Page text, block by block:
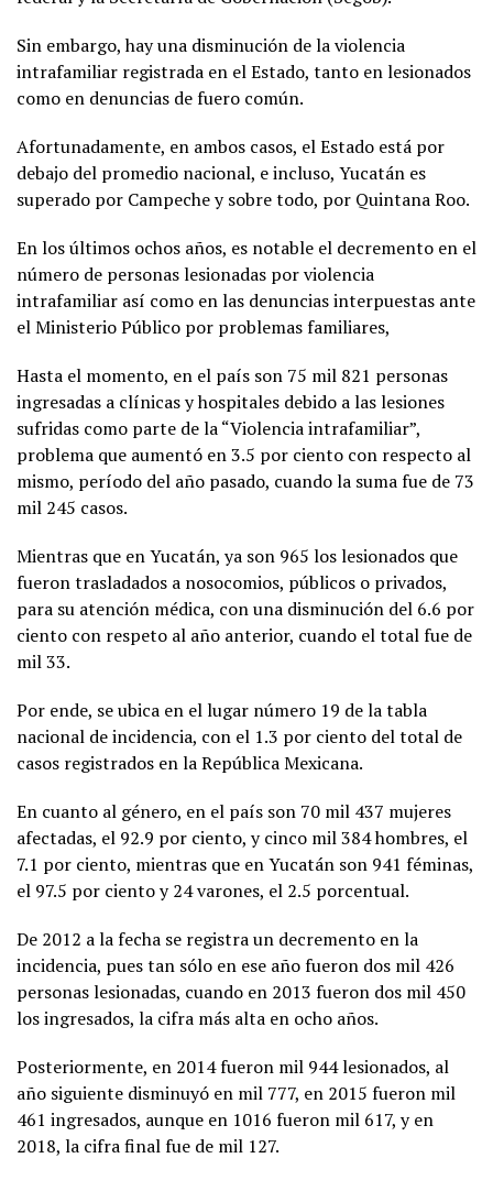
Sin embargo, hay una disminución de la violencia
intrafamiliar registrada en el Estado, tanto en lesionados
como en denuncias de fuero común.
Afortunadamente, en ambos casos, el Estado está por
debajo del promedio nacional, e incluso, Yucatán es
superado por Campeche y sobre todo, por Quintana Roo.
En los últimos ochos años, es notable el decremento en el
número de personas lesionadas por violencia
intrafamiliar así como en las denuncias interpuestas ante
el Ministerio Público por problemas familiares,
Hasta el momento, en el país son 75 mil 821 personas
ingresadas a clínicas y hospitales debido a las lesiones
sufridas como parte de la “Violencia intrafamiliar”,
problema que aumentó en 3.5 por ciento con respecto al
mismo, período del año pasado, cuando la suma fue de 73
mil 245 casos.
Mientras que en Yucatán, ya son 965 los lesionados que
fueron trasladados a nosocomios, públicos o privados,
para su atención médica, con una disminución del 6.6 por
ciento con respeto al año anterior, cuando el total fue de
mil 33.
Por ende, se ubica en el lugar número 19 de la tabla
nacional de incidencia, con el 1.3 por ciento del total de
casos registrados en la República Mexicana.
En cuanto al género, en el país son 70 mil 437 mujeres
afectadas, el 92.9 por ciento, y cinco mil 384 hombres, el
7.1 por ciento, mientras que en Yucatán son 941 féminas,
el 97.5 por ciento y 24 varones, el 2.5 porcentual.
De 2012 a la fecha se registra un decremento en la
incidencia, pues tan sólo en ese año fueron dos mil 426
personas lesionadas, cuando en 2013 fueron dos mil 450
los ingresados, la cifra más alta en ocho años.
Posteriormente, en 2014 fueron mil 944 lesionados, al
año siguiente disminuyó en mil 777, en 2015 fueron mil
461 ingresados, aunque en 1016 fueron mil 617, y en
2018, la cifra final fue de mil 127.